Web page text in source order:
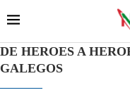
DE HEROES A
GALEGOS